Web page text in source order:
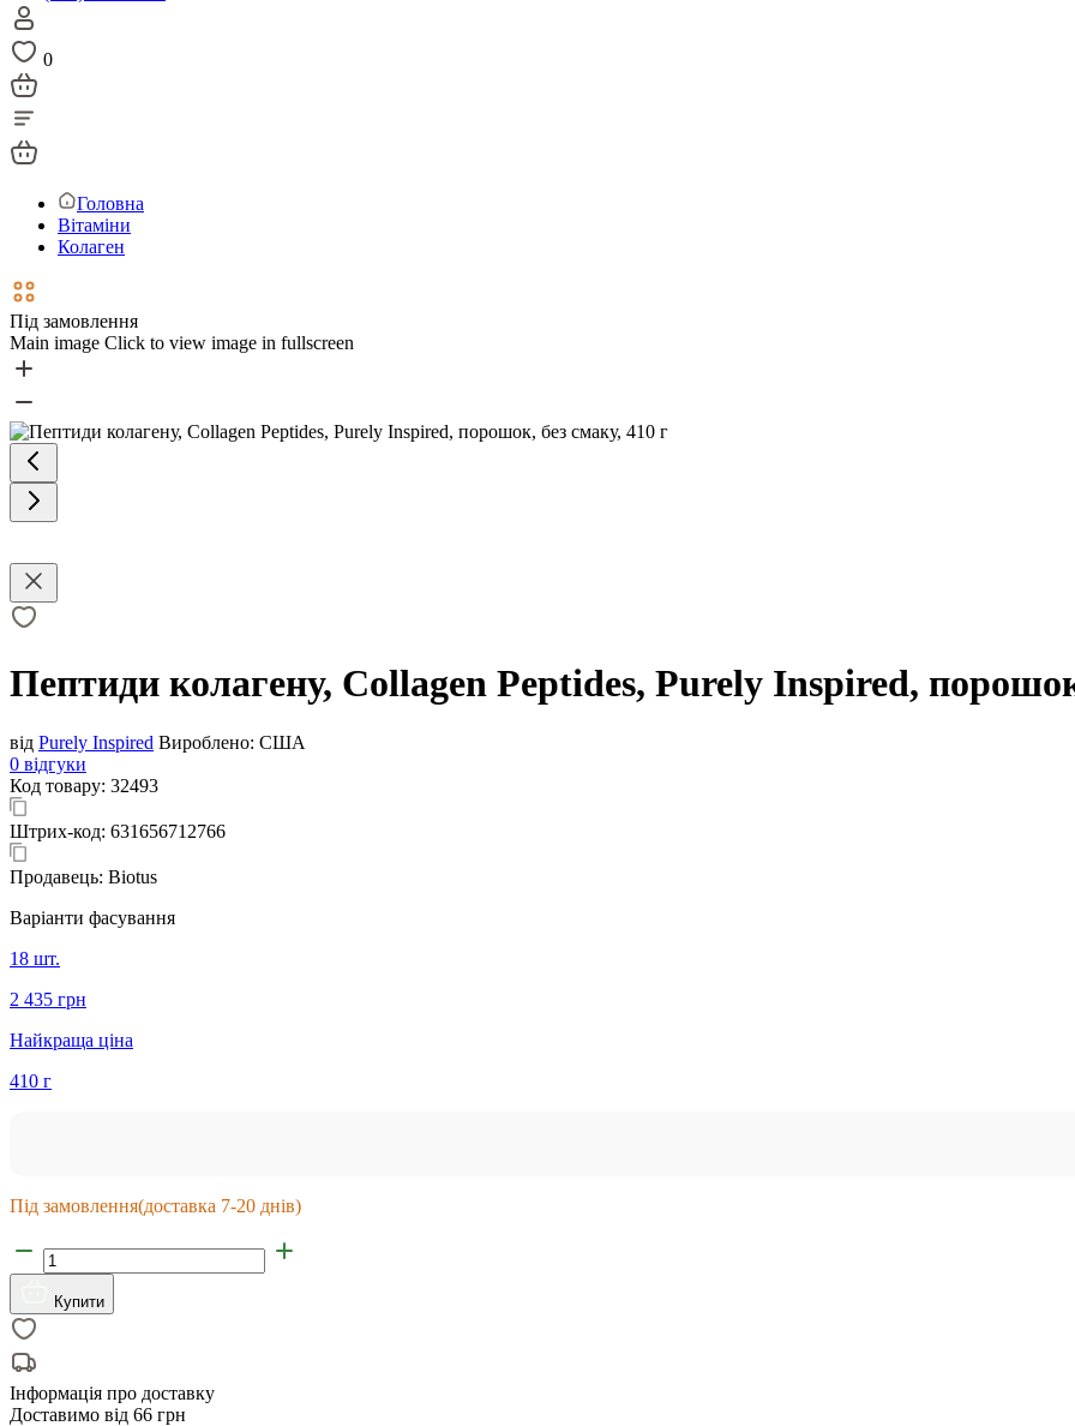
0
Головна
Вітаміни
Колаген
Під замовлення
Main image Click to view image in fullscreen
Пептиди колагену, Collagen Peptides, Purely Inspired,
від Purely Inspired Вироблено: США
0 відгуки
Код товару: 32493
Штрих-код: 631656712766
Продавець: Biotus
Варіанти фасування
18 шт.
2 435 грн
Найкраща ціна
410 г
Під замовлення(доставка 7-20 днів)
Купити
Інформація про доставку
Доставимо від 66 грн